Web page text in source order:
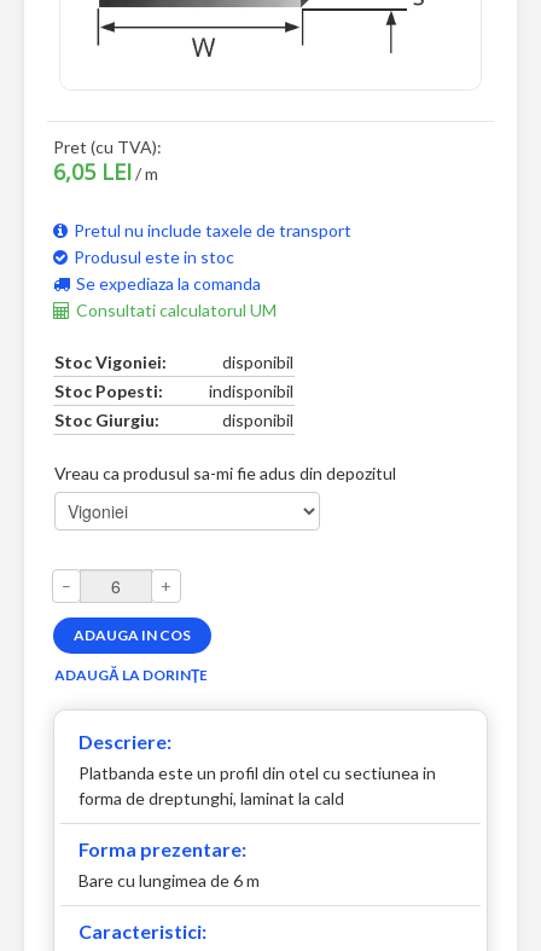
Pret (cu TVA):
6,05 LEI/ m
Pretul nu include taxele de transport
Produsul este in stoc
Se expediaza la comanda
Consultati calculatorul UM
Stoc Vigoniei:
disponibil
Stoc Popesti:
indisponibil
Stoc Giurgiu:
disponibil
Vreau ca produsul sa-mi fie adus din depozitul
– +
Descriere:
Platbanda este un profil din otel cu sectiunea in
forma de dreptunghi, laminat la cald
Forma prezentare:
Bare cu lungimea de 6 m
Caracteristici: